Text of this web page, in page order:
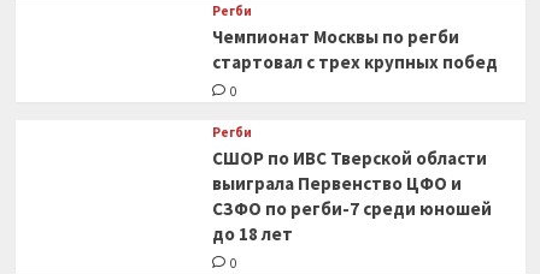
Регби
Чемпионат Москвы по регби
стартовал с трех крупных побед
0
Регби
СШОР по ИВС Тверской области
выиграла Первенство ЦФО и
СЗФО по регби-7 среди юношей
до 18 лет
0